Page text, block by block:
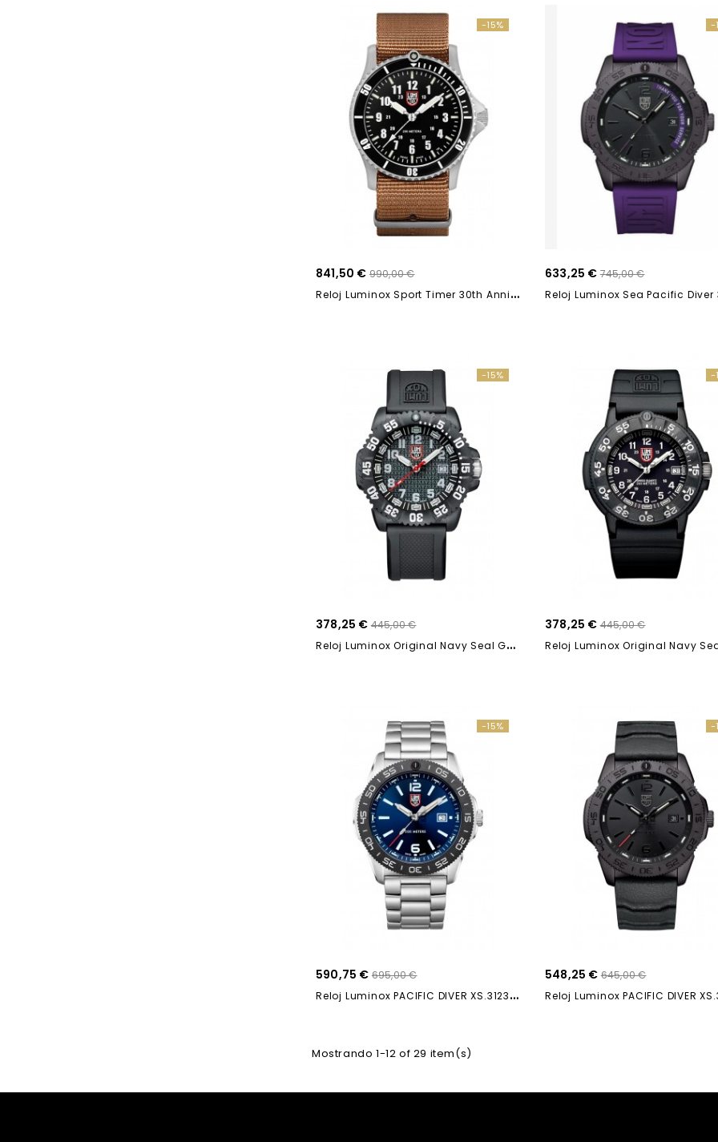
-15%
841,50 € 990,00 €
R
Eloj Luminox Sport Timer 30th Anniversary 0900...
-
633,25 € 745,00 €
-15%
378,25 € 445,00 €
R
Eloj Luminox Original Navy Seal GGL.L3051 44mm
-
378,25 € 445,00 €
-15%
590,75 € 695,00 €
R
Eloj Luminox PACIFIC DIVER XS.3123 44mm
-
548,25 € 645,00 €
Mostrando 1-12 of 29 item(s)